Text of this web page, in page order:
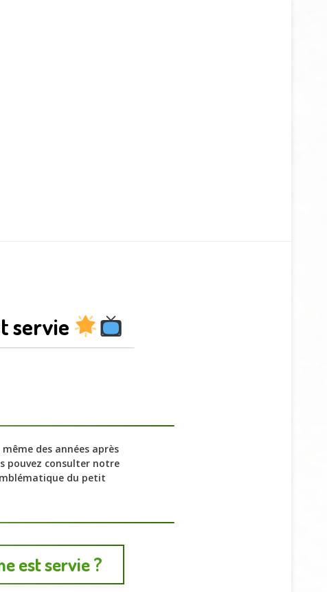
servie
des années après
pouvez consulter notre
du petit
est servie ?